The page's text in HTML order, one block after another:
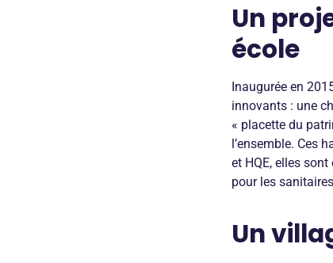
Un
école
Inaugurée en
innovants : une
« placette du
l’ensemble. Ces
et HQE, elles
pour les
Un